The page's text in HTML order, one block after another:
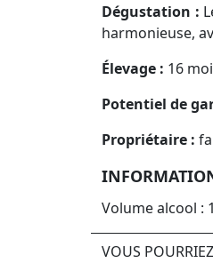
Dégustation :
harmonieuse,
Élevage : 16
Potentiel de
Propriétaire :
Volume alcool :
VOUS